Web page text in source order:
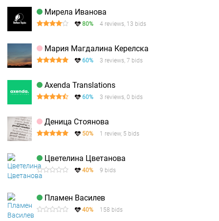
Мирела Иванова
80% 4 reviews, 13 bids
Мария Магдалина Керелска
60% 3 reviews, 7 bids
Axenda Translations
60% 3 reviews, 0 bids
Деница Стоянова
50% 1 review, 5 bids
Цветелина Цветанова
40% 9 bids
Пламен Василев
40% 158 bids